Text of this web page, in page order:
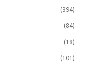
(394)
(84)
(18)
(101)